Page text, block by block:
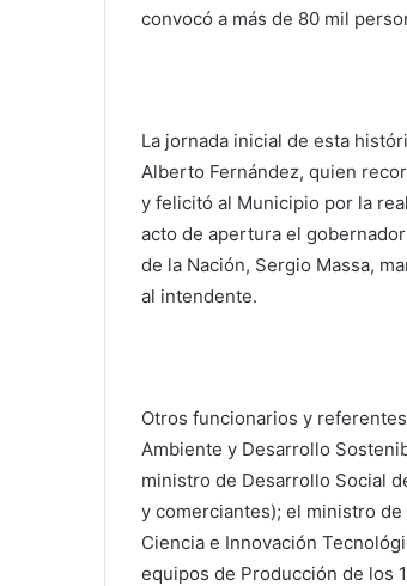
convocó a más de 80 mil
La jornada inicial de esta
Alberto Fernández, quien
y felicitó al Municipio por la
acto de apertura el
de la Nación, Sergio Massa,
al intendente.
Otros funcionarios y
Ambiente y Desarrollo
ministro de Desarrollo Social
y comerciantes); el ministro
Ciencia e Innovación
equipos de Producción de los